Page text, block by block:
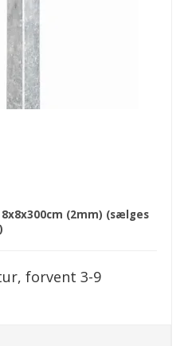
(2mm) (sælges
forvent 3-9